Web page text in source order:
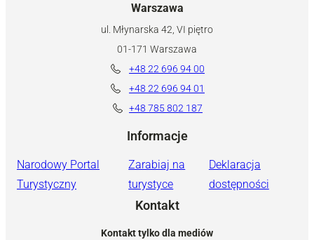
Warszawa
ul. Młynarska 42, VI piętro
01-171 Warszawa
+48 22 696 94 00
+48 22 696 94 01
+48 785 802 187
Informacje
Narodowy Portal
Turystyczny
Zarabiaj na
turystyce
Deklaracja
dostępności
Kontakt
Kontakt tylko dla mediów